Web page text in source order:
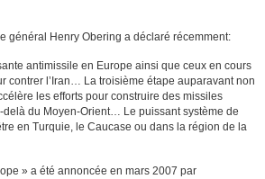
général Henry Obering a déclaré récemment:
antimissile en Europe ainsi que ceux en cours
contrer l’Iran… La troisième étape auparavant non
les efforts pour construire des missiles
du Moyen-Orient… Le puissant système de
en Turquie, le Caucase ou dans la région de la
» a été annoncée en mars 2007 par